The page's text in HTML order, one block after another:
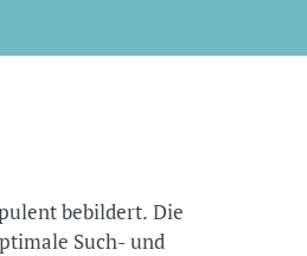
bebildert. Die
Such- und